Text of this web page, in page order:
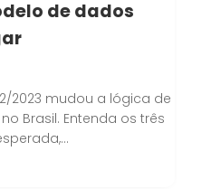
de dados
2023 mudou a lógica de
Brasil. Entenda os três